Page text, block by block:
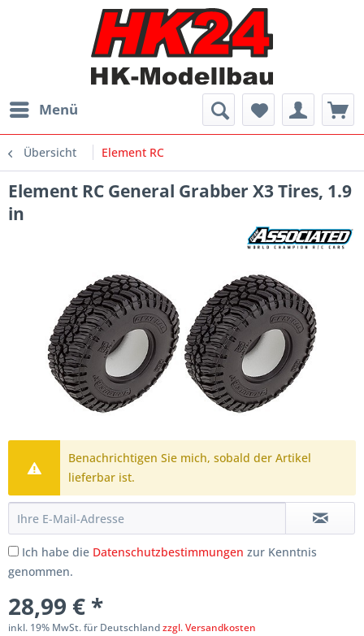
Menü
Übersicht Element RC
Element RC General Grabber X3 Tires, 1.9
in
Benachrichtigen Sie mich, sobald der Artikel
lieferbar ist.
Ich habe die Datenschutzbestimmungen zur Kenntnis
genommen.
28,99 € *
inkl. 19% MwSt. für Deutschlandzzgl. Versandkosten